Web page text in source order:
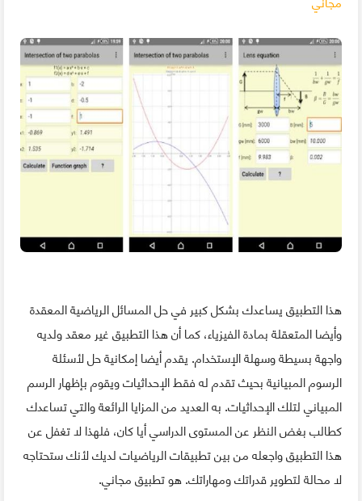
هذا التطبيق يساعدك بشكل كبير في حل المسائل الرياضية المعقدة
وأيضا المتعقلة بمادة الفيزياء، كما أن هذا التطبيق غير معقد ولديه
واجهة بسيطة وسهلة الإستخدام. يقدم أيضا إمكانية حل لأسئلة
الرسوم المبيانية بحيث تقدم له فقط الإحداثيات ويقوم بإظهار الرسم
المبياني لتلك الإحداثيات. به العديد من المزايا الرائعة والتي تساعدك
كطالب بغض النظر عن المستوى الدراسي أيا كان، فلهذا لا تغفل عن
هذا التطبيق واجعله من بين تطبيقات الرياضيات لديك لأنك ستحتاجه
لا محالة لتطوير قدراتك ومهاراتك. هو تطبيق مجاني.